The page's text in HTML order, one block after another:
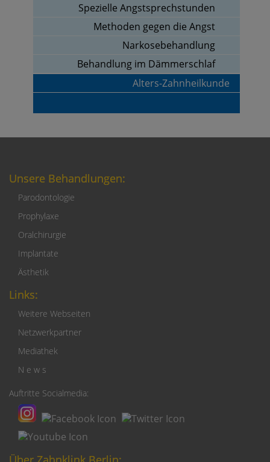
Spezielle Angstsprechstunden
Methoden gegen die Angst
Narkosebehandlung
Behandlung im Dämmerschlaf
Alters-Zahnheilkunde
Unsere Behandlungen:
Parodontologie
Prophylaxe
Oralchirurgie
Implantate
Ästhetik
Links:
Weitere Webseiten
Netzwerkpartner
Mediathek
N e w s
Auftritte Socialmedia: